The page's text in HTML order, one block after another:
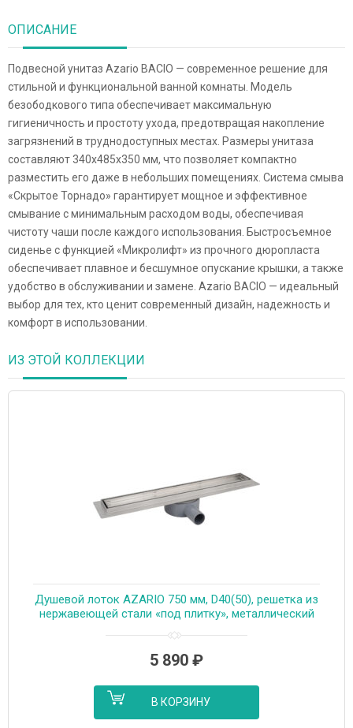
ОПИСАНИЕ
Подвесной унитаз Azario BACIO — современное решение для
стильной и функциональной ванной комнаты. Модель
безободкового типа обеспечивает максимальную
гигиеничность и простоту ухода, предотвращая накопление
загрязнений в труднодоступных местах. Размеры унитаза
составляют 340х485х350 мм, что позволяет компактно
разместить его даже в небольших помещениях. Система смыва
«Скрытое Торнадо» гарантирует мощное и эффективное
смывание с минимальным расходом воды, обеспечивая
чистоту чаши после каждого использования. Быстросъемное
сиденье с функцией «Микролифт» из прочного дюропласта
обеспечивает плавное и бесшумное опускание крышки, а также
удобство в обслуживании и замене. Azario BACIO — идеальный
выбор для тех, кто ценит современный дизайн, надежность и
комфорт в использовании.
ИЗ ЭТОЙ КОЛЛЕКЦИИ
Душевой лоток AZARIO 750 мм, D40(50), решетка из
нержавеющей стали «под плитку», металлический
(AZT3TILE750)
5 890 ₽
В КОРЗИНУ